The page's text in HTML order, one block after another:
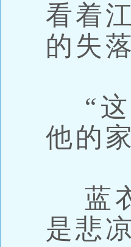
看着
的失落
“这
他的
蓝衣
是悲凉